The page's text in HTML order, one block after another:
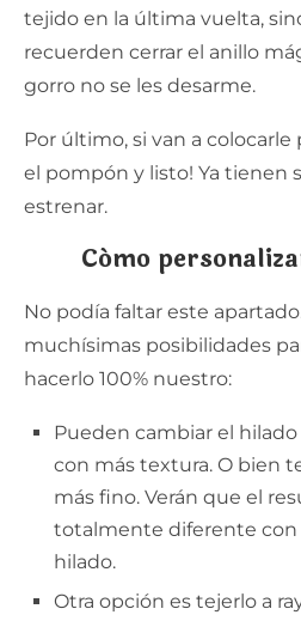
tejido en la última vuelta,
recuerden cerrar el anillo
gorro no se les desarme.
Por último, si van a
el pompón y listo! Ya tienen
estrenar.
Cómo
No podía faltar este
muchísimas posibilidades
hacerlo 100% nuestro:
Pueden cambiar el
con más textura. O bien
más fino. Verán que el
totalmente diferente
hilado.
Otra opción es tejerlo a